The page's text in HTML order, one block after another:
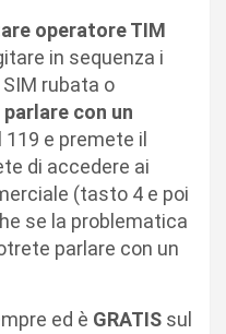
operatore TIM
in sequenza i
SIM rubata o
parlare con un
e premete il
di accedere ai
(tasto 4 e poi
se la problematica
parlare con un
ed è GRATIS sul